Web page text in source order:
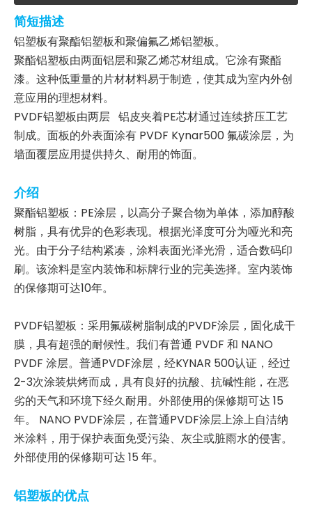
简短描述
铝塑板有聚酯铝塑板和聚偏氟乙烯铝塑板。
聚酯铝塑板由两面铝层和聚乙烯芯材组成。它涂有聚酯
漆。这种低重量的片材材料易于制造，使其成为室内外创
意应用的理想材料。
PVDF铝塑板由两层 铝皮夹着PE芯材通过连续挤压工艺
制成。面板的外表面涂有 PVDF Kynar500 氟碳涂层，为
墙面覆层应用提供持久、耐用的饰面。
介绍
聚酯铝塑板：PE涂层，以高分子聚合物为单体，添加醇酸
树脂，具有优异的色彩表现。根据光泽度可分为哑光和亮
光。由于分子结构紧凑，涂料表面光泽光滑，适合数码印
刷。该涂料是室内装饰和标牌行业的完美选择。室内装饰
的保修期可达10年。
PVDF铝塑板：采用氟碳树脂制成的PVDF涂层，固化成干
膜，具有超强的耐候性。我们有普通 PVDF 和 NANO
PVDF 涂层。普通PVDF涂层，经KYNAR 500认证，经过
2-3次涂装烘烤而成，具有良好的抗酸、抗碱性能，在恶
劣的天气和环境下经久耐用。外部使用的保修期可达 15
年。 NANO PVDF涂层，在普通PVDF涂层上涂上自洁纳
米涂料，用于保护表面免受污染、灰尘或脏雨水的侵害。
外部使用的保修期可达 15 年。
铝塑板的优点